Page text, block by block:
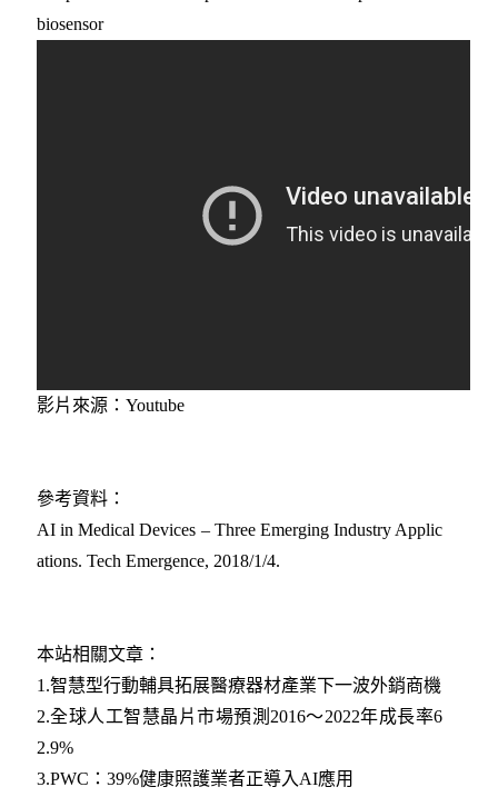
biosensor
影片來源：Youtube
參考資料：
AI in Medical Devices – Three Emerging Industry Applic
ations. Tech Emergence, 2018/1/4.
本站相關文章：
1.智慧型行動輔具拓展醫療器材產業下一波外銷商機
2.全球人工智慧晶片市場預測2016～2022年成長率6
2.9%
3.PWC：39%健康照護業者正導入AI應用